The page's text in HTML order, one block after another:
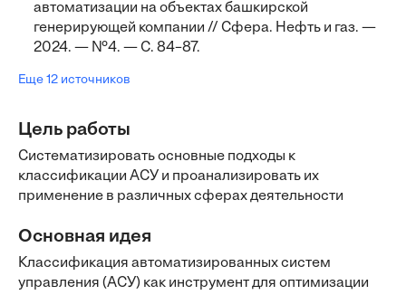
автоматизации на объектах башкирской
генерирующей компании // Сфера. Нефть и газ. —
2024. — №4. — С. 84–87.
Еще 12 источников
Цель работы
Систематизировать основные подходы к
классификации АСУ и проанализировать их
применение в различных сферах деятельности
Основная идея
Классификация автоматизированных систем
управления (АСУ) как инструмент для оптимизации